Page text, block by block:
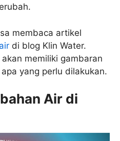
membaca artikel
di blog Klin Water.
memiliki gambaran
yang perlu dilakukan.
Air di